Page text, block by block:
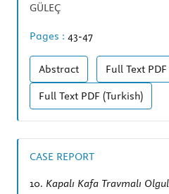
GÜLEÇ
Pages : 43-47
Abstract Full Text PDF
Full Text PDF (Turkish)
CASE REPORT
10. Kapalı Kafa Travmalı